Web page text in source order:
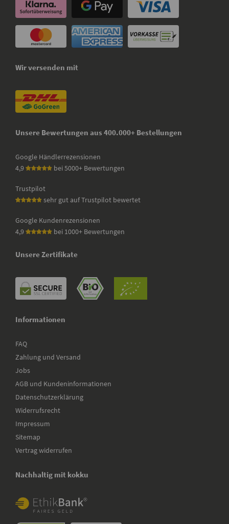
Wir versenden mit
Unsere Bewertungen aus 400.000+ Bestellungen
Google Händlerrezensionen
4,9
bei 5000+ Bewertungen
Trustpilot
sehr gut auf Trustpilot bewertet
Google Kundenrezensionen
4,9
bei 1000+ Bewertungen
Unsere Zertifikate
Informationen
FAQ
Zahlung und Versand
Jobs
AGB und Kundeninformationen
Datenschutzerklärung
Widerrufsrecht
Impressum
Sitemap
Vertrag widerrufen
Nachhaltig mit kokku